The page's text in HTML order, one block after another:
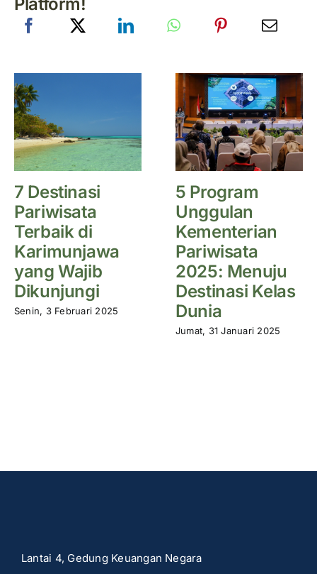
7 Destinasi
Pariwisata
Terbaik di
Karimunjawa
yang Wajib
Dikunjungi
Senin, 3 Februari 2025
5 Program
Unggulan
Kementerian
Pariwisata
2025: Menuju
Destinasi Kelas
Dunia
Jumat, 31 Januari 2025
Lantai 4, Gedung Keuangan Negara